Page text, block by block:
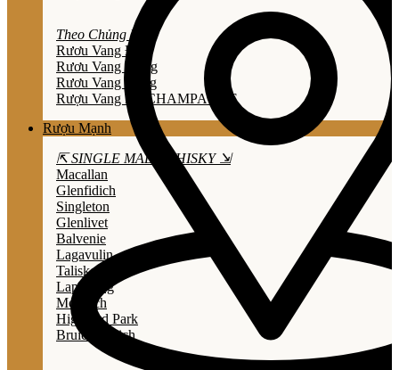
Theo Chủng Loại
Rươu Vang Đỏ
Rươu Vang Trắng
Rươu Vang Hồng
Rượu Vang Nổ/CHAMPAGNE
Rượu Mạnh
⇱ SINGLE MALT WHISKY ⇲
Macallan
Glenfidich
Singleton
Glenlivet
Balvenie
Lagavulin
Talisker
Laphroaig
Mortlach
Highland Park
Bruichladdich